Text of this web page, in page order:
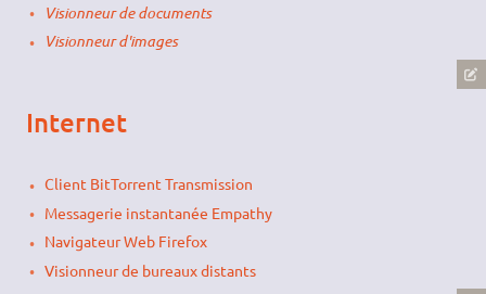
Visionneur de documents
Visionneur d'images
Internet
Client BitTorrent Transmission
Messagerie instantanée Empathy
Navigateur Web Firefox
Visionneur de bureaux distants